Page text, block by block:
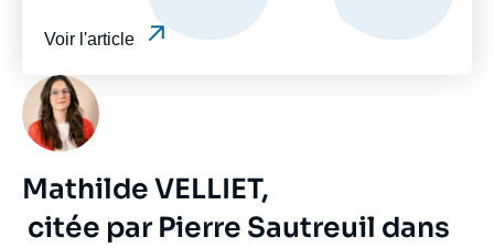
Voir l'article
Photo
Mathilde VELLIET,
citée par Pierre Sautreuil dans